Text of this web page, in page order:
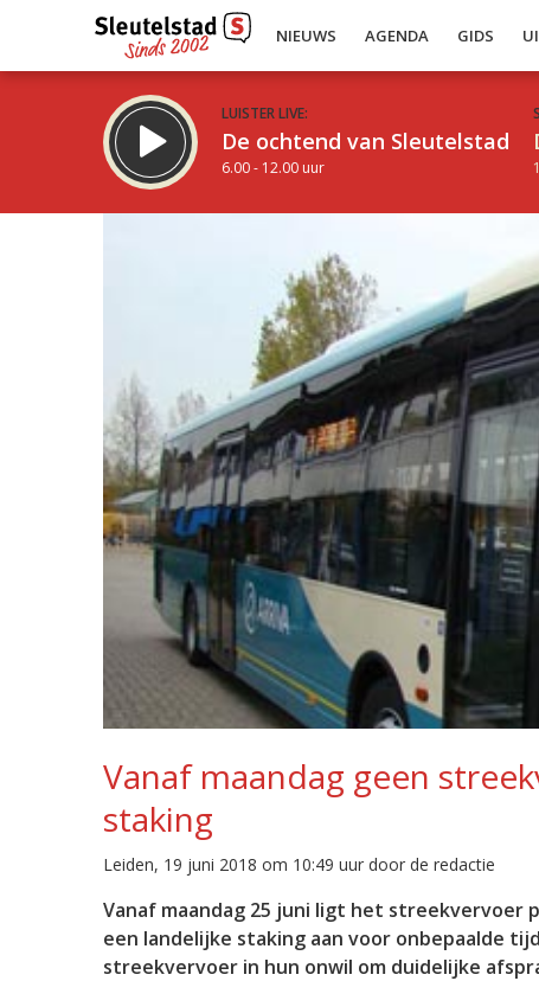
NIEUWS AGENDA GIDS
LUISTER LIVE:
De ochtend van Sleutelstad
6.00 - 12.00 uur
Vanaf maandag geen
staking
Leiden, 19 juni 2018 om 10:49 uur door de redactie
Vanaf maandag 25 juni ligt het streekvervoer
een landelijke staking aan voor onbepaalde
streekvervoer in hun onwil om duidelijke